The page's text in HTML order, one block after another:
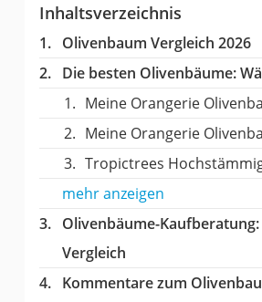
Inhaltsverzeichnis
Olivenbaum Vergleich 2026
Die besten Olivenbäume:
Meine Orangerie
Meine Orangerie
Tropictrees
mehr anzeigen
Olivenbäume-Kaufberatung
Vergleich
Kommentare zum